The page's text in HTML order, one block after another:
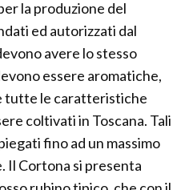
la produzione del
ed autorizzati dal
avere lo stesso
essere aromatiche,
tutte le caratteristiche
coltivati in Toscana. Tali
fino ad un massimo
Il Cortona si presenta